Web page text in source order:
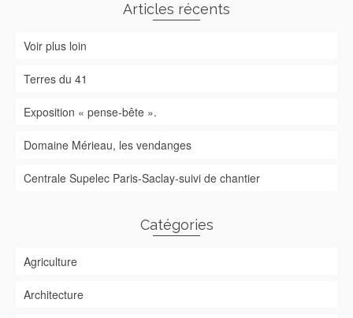
Articles récents
Voir plus loin
Terres du 41
Exposition « pense-bête ».
Domaine Mérieau, les vendanges
Centrale Supelec Paris-Saclay-suivi de chantier
Catégories
Agriculture
Architecture